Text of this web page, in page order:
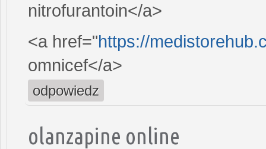
nitrofurantoin</a>
<a href="https://
omnicef</a>
odpowiedz
olanzapine online